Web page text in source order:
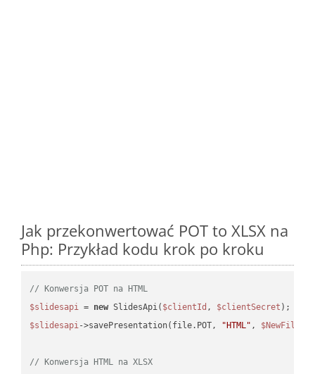
Jak przekonwertować POT to XLSX na
Php: Przykład kodu krok po kroku
// Konwersja POT na HTML
$slidesapi = new SlidesApi( $clientId , $clientSecret
$slidesapi->savePresentation(file.POT, "HTML" , $NewFile
// Konwersja HTML na XLSX